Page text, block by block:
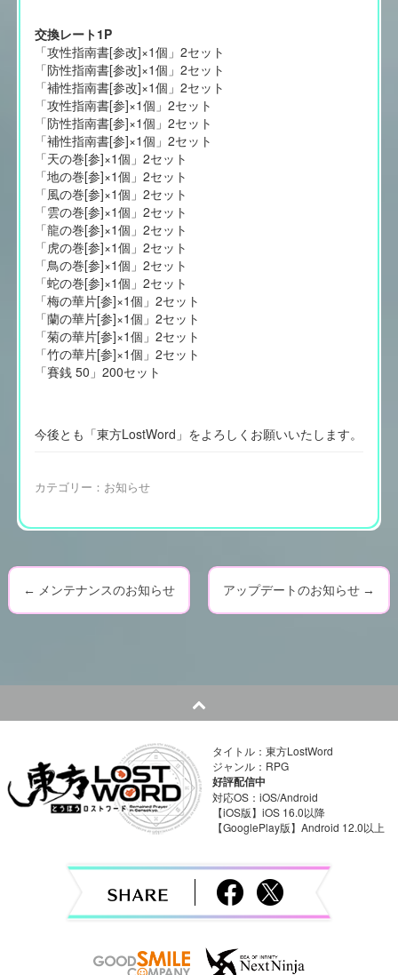
交換レート1P
「攻性指南書[参改]×1個」2セット
「防性指南書[参改]×1個」2セット
「補性指南書[参改]×1個」2セット
「攻性指南書[参]×1個」2セット
「防性指南書[参]×1個」2セット
「補性指南書[参]×1個」2セット
「天の巻[参]×1個」2セット
「地の巻[参]×1個」2セット
「風の巻[参]×1個」2セット
「雲の巻[参]×1個」2セット
「龍の巻[参]×1個」2セット
「虎の巻[参]×1個」2セット
「鳥の巻[参]×1個」2セット
「蛇の巻[参]×1個」2セット
「梅の華片[参]×1個」2セット
「蘭の華片[参]×1個」2セット
「菊の華片[参]×1個」2セット
「竹の華片[参]×1個」2セット
「賽銭 50」200セット
今後とも「東方LostWord」をよろしくお願いいたします。
カテゴリー： お知らせ
P
s
t
a
← メンテナンスのお知らせ アップデートのお知らせ →
タイトル：東方LostWord
ジャンル：RPG
好評配信中
対応OS：iOS/Android
【iOS版】iOS 16.0以降
【GooglePlay版】Android 12.0以上